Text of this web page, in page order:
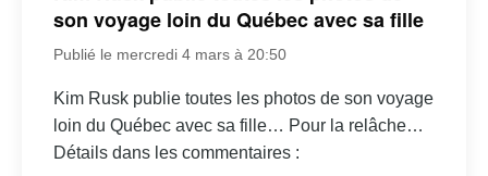
son voyage loin du Québec avec sa fille
Publié le mercredi 4 mars à 20:50
Kim Rusk publie toutes les photos de son voyage
loin du Québec avec sa fille… Pour la relâche…
Détails dans les commentaires :